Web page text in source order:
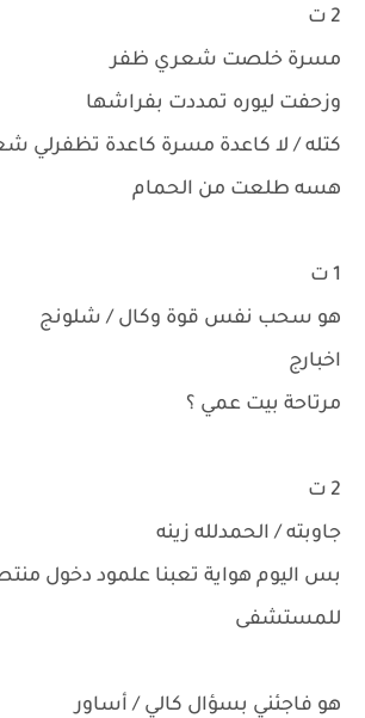
2 ت
مسرة خلصت شعري ظفر
وزحفت ليوره تمددت بفراشها
كتله / لا كاعدة مسرة كاعدة تظفرلي
هسه طلعت من الحمام
1 ت
هو سحب نفس قوة وكال / شلونج
اخبارج
مرتاحة بيت عمي ؟
2 ت
جاوبته / الحمدلله زينه
بس اليوم هواية تعبنا علمود دخول
للمستشفى
هو فاجئني بسؤال كالي / أساور